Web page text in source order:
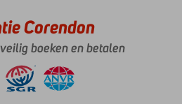
Corendon
boeken en betalen